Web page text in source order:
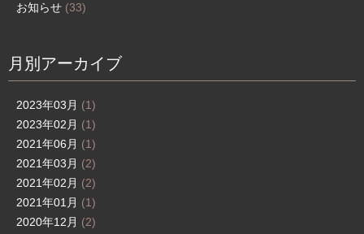
お知らせ (33)
月別アーカイブ
2023年03月 (1)
2023年02月 (1)
2021年06月 (1)
2021年03月 (2)
2021年02月 (2)
2021年01月 (1)
2020年12月 (2)